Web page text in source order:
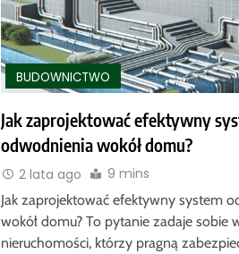
BUDOWNICTWO
Jak zaprojektować efektywny
odwodnienia wokół domu?
2 lata ago 9 mins
Jak zaprojektować efektywny system
wokół domu? To pytanie zadaje sobie
nieruchomości, którzy pragną